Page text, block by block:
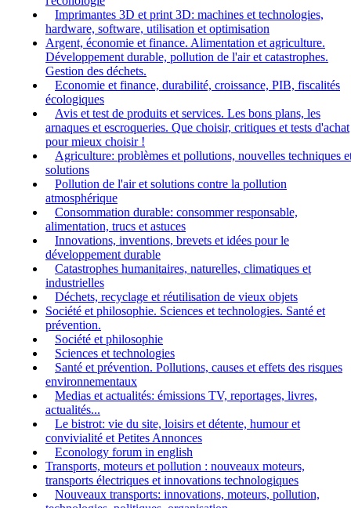
Imprimantes 3D et print 3D: machines et technologies,
hardware, software, utilisation et optimisation
Argent, économie et finance. Alimentation et agriculture.
Développement durable, pollution de l'air et catastrophes.
Gestion des déchets.
Economie et finance, durabilité, croissance, PIB, fiscalités
écologiques
Avis et test de produits et services. Les bons plans, les
arnaques et escroqueries. Que choisir, critiques et tests d'achat
pour mieux choisir !
Agriculture: problèmes et pollutions, nouvelles techniques
solutions
Pollution de l'air et solutions contre la pollution
atmosphérique
Consommation durable: consommer responsable,
alimentation, trucs et astuces
Innovations, inventions, brevets et idées pour le
développement durable
Catastrophes humanitaires, naturelles, climatiques et
industrielles
Déchets, recyclage et réutilisation de vieux objets
Société et philosophie. Sciences et technologies. Santé et
prévention.
Société et philosophie
Sciences et technologies
Santé et prévention. Pollutions, causes et effets des risques
environnementaux
Medias et actualités: émissions TV, reportages, livres,
actualités...
Le bistrot: vie du site, loisirs et détente, humour et
convivialité et Petites Annonces
Econology forum in english
Transports, moteurs et pollution : nouveaux moteurs,
transports électriques et innovations technologiques
Nouveaux transports: innovations, moteurs, pollution,